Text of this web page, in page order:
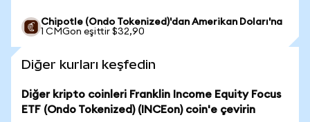
Chipotle (Ondo Tokenized)'dan Amerikan Doları'na
1 CMGon eşittir $32,90
Diğer kurları keşfedin
Diğer kripto coinleri Franklin Income Equity Focus
ETF (Ondo Tokenized) (INCEon) coin'e çevirin